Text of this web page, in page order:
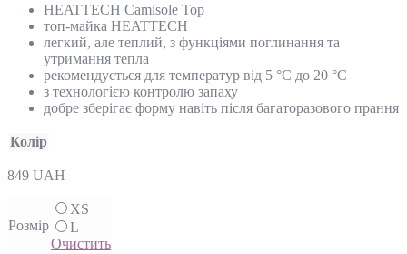
HEATTECH Camisole Top
топ-майка HEATTECH
легкий, але теплий, з функціями поглинання та
утримання тепла
рекомендується для температур від 5 °C до 20 °C
з технологією контролю запаху
добре зберігає форму навіть після багаторазового прання
Колір
849 UAH
Розмір
XS
L
Очистить